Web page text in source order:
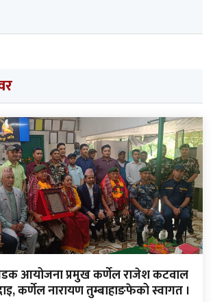
आयोजना प्रमुख कर्णेल राजेश कटवाल
कर्णेल नारायण तुम्बाहाङफेको स्वागत ।